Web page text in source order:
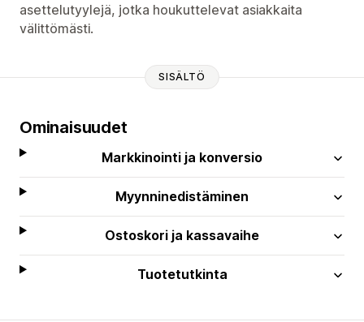
asettelutyylejä, jotka houkuttelevat asiakkaita
välittömästi.
SISÄLTÖ
Ominaisuudet
Markkinointi ja konversio
Myynninedistäminen
Ostoskori ja kassavaihe
Tuotetutkinta